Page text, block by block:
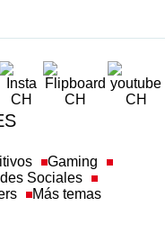
Sociales
Más temas